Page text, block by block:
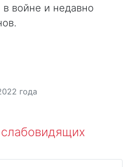
войне и недавно
года